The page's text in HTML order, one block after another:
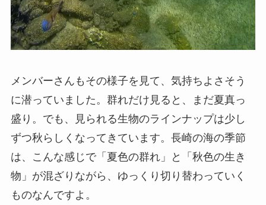
メンバーさんもその様子を見て、気持ちよさそう
に潜っていました。群れだけ見ると、まだ夏真っ
盛り。でも、見られる生物のラインナップは少し
ずつ秋らしくなってきています。長崎の海の季節
は、こんな感じで「夏色の群れ」と「秋色の生き
物」が混ざりながら、ゆっくり切り替わっていく
ものなんですよ。